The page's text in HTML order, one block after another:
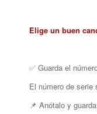
Elige un buen
✅ Guarda el
El número de serie
📌 Anótalo y